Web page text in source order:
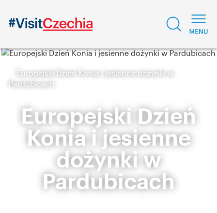
Europejski Dzień Konia i jesienne dożynki w
Pardubicach
Europejski Dzień
Konia i jesienne
dożynki w
Pardubicach